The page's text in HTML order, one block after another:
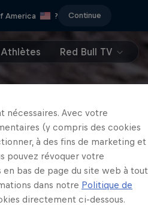
America ? Continue
Athlètes Red Bull TV
nécessaires. Avec votre
(y compris des cookies
à des fins de marketing et
pouvez révoquer votre
bas de page du site web à tout
dans notre Politique de
directement ci-dessous.